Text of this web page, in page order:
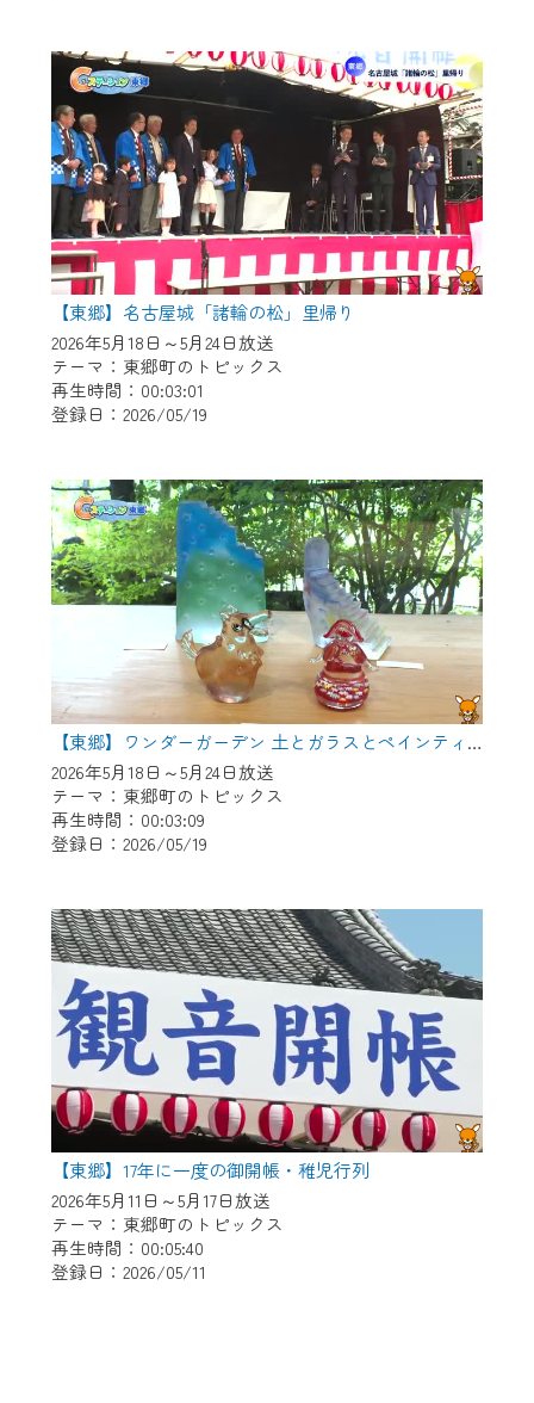
【東郷】名古屋城「諸輪の松」里帰り
2026年5月18日～5月24日放送
テーマ：東郷町のトピックス
再生時間：00:03:01
登録日：2026/05/19
【東郷】ワンダーガーデン 土とガラスとペインティング
2026年5月18日～5月24日放送
テーマ：東郷町のトピックス
再生時間：00:03:09
登録日：2026/05/19
【東郷】17年に一度の御開帳・稚児行列
2026年5月11日～5月17日放送
テーマ：東郷町のトピックス
再生時間：00:05:40
登録日：2026/05/11